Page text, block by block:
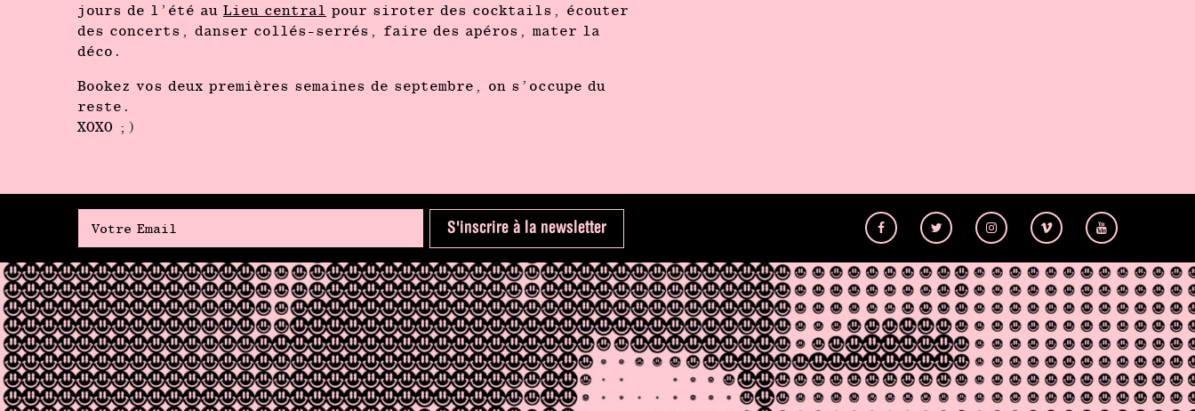
jours de l’été au Lieu central pour siroter des cocktails, écouter
des concerts, danser collés-serrés, faire des apéros, mater la
déco.
Bookez vos deux premières semaines de septembre, on s’occupe du
reste.
XOXO ;)
S'inscrire à la newsletter